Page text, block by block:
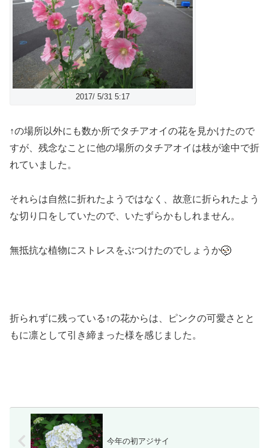
2017/ 5/31 5:17
↑の場所以外にも数か所でタチアオイの花を見かけたので
すが、残念なことに他の場所のタチアオイは枝が途中で折
れていました。
それらは自然に折れたようではなく、故意に折られたよう
な切り口をしていたので、いたずらかもしれません。
無抵抗な植物にストレスをぶつけたのでしょうか
折られずに残っている↑の花からは、ピンクの可愛さとと
もに凛として引き締まった様を感じました。
今年の初アジサイ